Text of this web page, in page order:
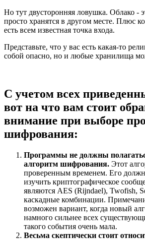
Но тут двусторонняя ловушка. Облако -
просто хранятся в другом месте. Плюс
есть всем известная точка входа.
Представьте, что у вас есть какая-то
собой опасно, но и любые хранилища
С учетом всех
вот на что вам стоит
внимание при выборе
шифрования:
Программы не должны
алгоритм шифрования. Этот
проверенным временем. Его
изучить криптографическое
являются AES (Rijndael), Twofish,
каскадные комбинации.
возможен вариант, когда новый
намного сильнее всех
такого события очень мала.
Весьма скептически стоит